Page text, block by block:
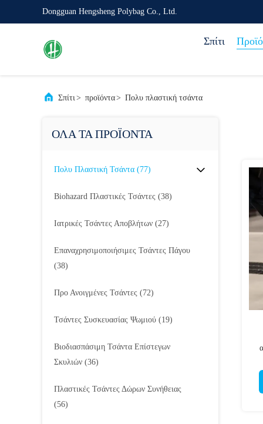
Dongguan Hengsheng Polybag Co., Ltd.
Σπίτι
Σπίτι> προϊόντα> Πολυ πλαστική τσάντα
ΟΛΑ ΤΑ ΠΡΟΪΟΝΤΑ
Πολυ Πλαστική Τσάντα (77)
Biohazard Πλαστικές Τσάντες (38)
Ιατρικές Τσάντες Αποβλήτων (27)
Επαναχρησιμοποιήσιμες Τσάντες Πάγου
(38)
Προ Ανοιγμένες Τσάντες (72)
Τσάντες Συσκευασίας Ψωμιού (19)
Βιοδιασπάσιμη Τσάντα Επίστεγων
Σκυλιών (36)
Πλαστικές Τσάντες Δώρων Συνήθειας
(56)